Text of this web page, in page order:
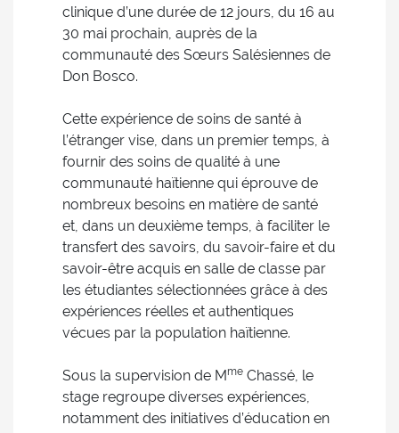
clinique d’une durée de 12 jours, du 16 au
30 mai prochain, auprès de la
communauté des Sœurs Salésiennes de
Don Bosco.
Cette expérience de soins de santé à
l’étranger vise, dans un premier temps, à
fournir des soins de qualité à une
communauté haïtienne qui éprouve de
nombreux besoins en matière de santé
et, dans un deuxième temps, à faciliter le
transfert des savoirs, du savoir-faire et du
savoir-être acquis en salle de classe par
les étudiantes sélectionnées grâce à des
expériences réelles et authentiques
vécues par la population haïtienne.
Sous la supervision de Mme Chassé, le
stage regroupe diverses expériences,
notamment des initiatives d’éducation en